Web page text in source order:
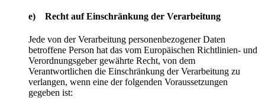
e) Recht auf Einschränkung der Verarbeitung
Jede von der Verarbeitung personenbezogener Daten
betroffene Person hat das vom Europäischen Richtlinien- und
Verordnungsgeber gewährte Recht, von dem
Verantwortlichen die Einschränkung der Verarbeitung zu
verlangen, wenn eine der folgenden Voraussetzungen
gegeben ist: